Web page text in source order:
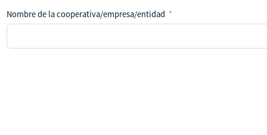
Nombre de la cooperativa/empresa/entidad